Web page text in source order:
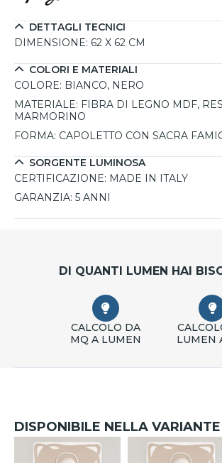
qualsiasi camera da letto. Grazie alla
inclusa, è una scelta sicura e duratura.
con semplici chiodi, non richiede
DETTAGLI TECNICI
DIMENSIONE: 62 X 62 CM
COLORI E MATERIALI
COLORE: BIANCO, NERO
MATERIALE: FIBRA DI LEGNO MDF,
MARMORINO
FORMA: CAPOLETTO CON SACRA
SORGENTE LUMINOSA
CERTIFICAZIONE: MADE IN ITALY
GARANZIA: 5 ANNI
DI QUANTI LUMEN HAI
CALCOLO DA
MQ A LUMEN
LUMEN
DISPONIBILE NELLA VARIANTE